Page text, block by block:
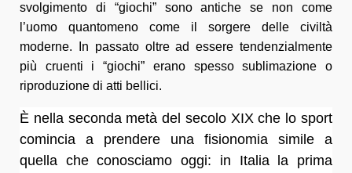
svolgimento di “giochi” sono antiche se non come
l’uomo quantomeno come il sorgere delle civiltà
moderne. In passato oltre ad essere tendenzialmente
più cruenti i “giochi” erano spesso sublimazione o
riproduzione di atti bellici.
È nella seconda metà del secolo XIX che lo sport
comincia a prendere una fisionomia simile a
quella che conosciamo oggi: in Italia la prima